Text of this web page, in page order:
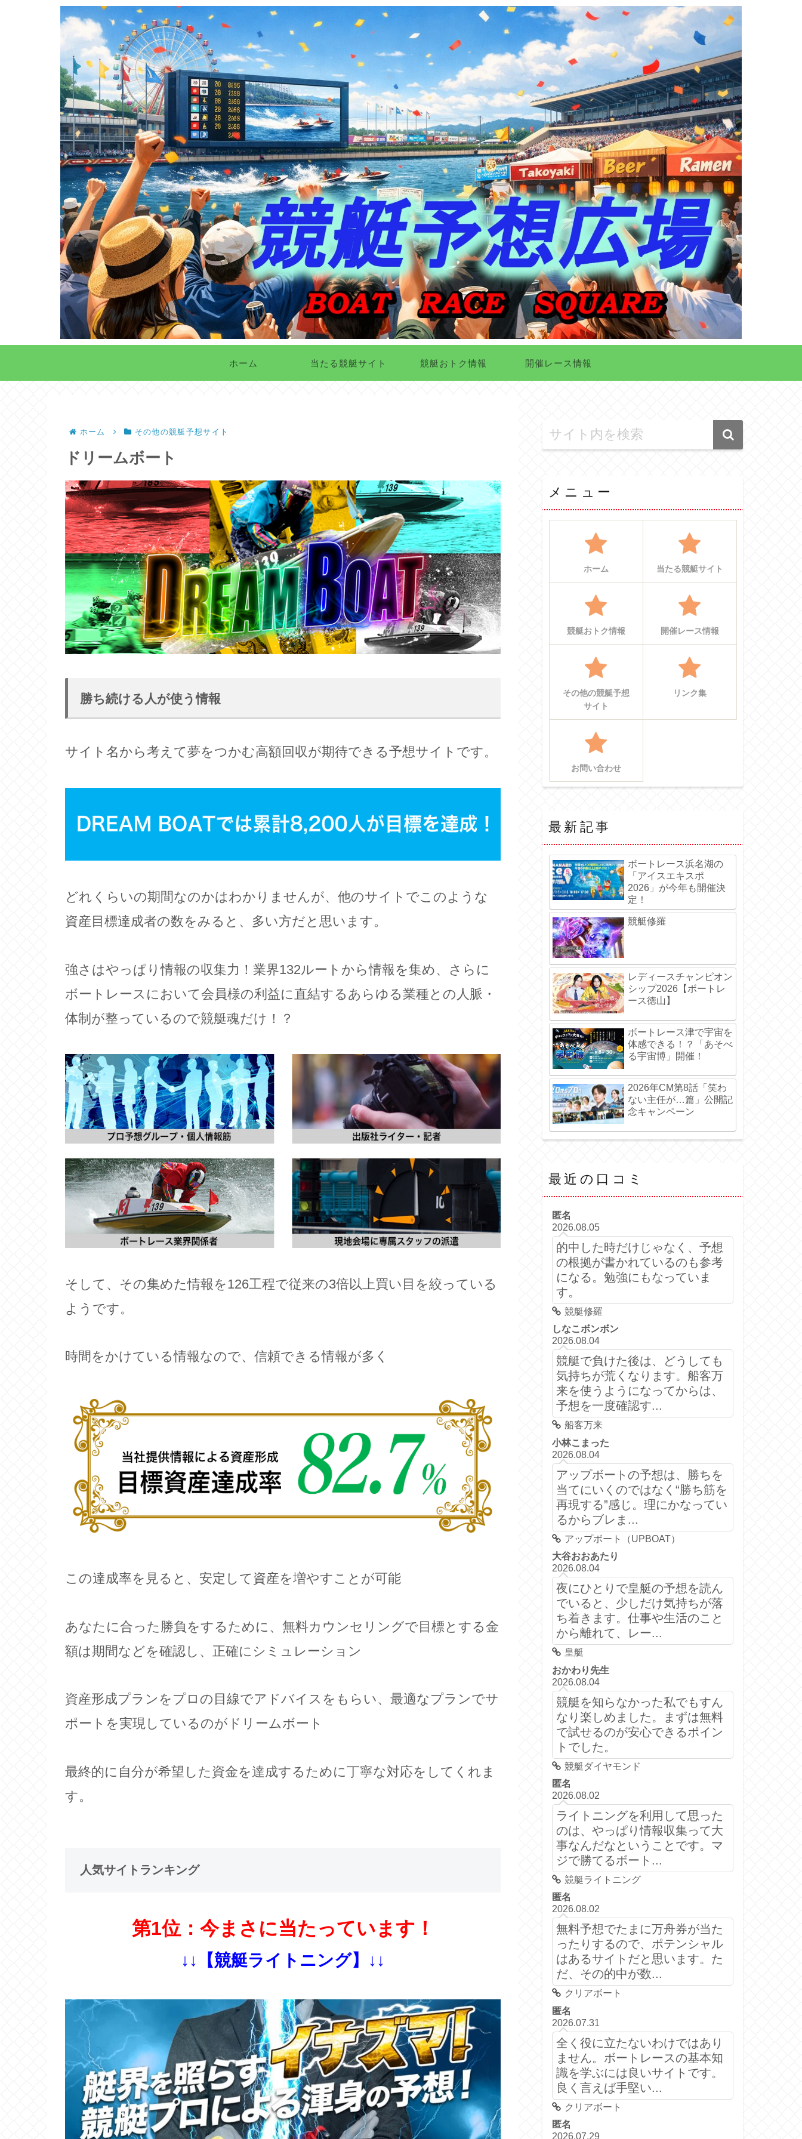
ホーム 当たる競艇サイト 競艇おトク情報 開催レース情報
ホーム その他の競艇予想サイト
ドリームボート
勝ち続ける人が使う情報
サイト名から考えて夢をつかむ高額回収が期待できる予想サイトです。
どれくらいの期間なのかはわかりませんが、他のサイトでこのような
資産目標達成者の数をみると、多い方だと思います。
強さはやっぱり情報の収集力！業界132ルートから情報を集め、さらに
ボートレースにおいて会員様の利益に直結するあらゆる業種との人脈・
体制が整っているので競艇魂だけ！？
そして、その集めた情報を126工程で従来の3倍以上買い目を絞っている
ようです。
時間をかけている情報なので、信頼できる情報が多く
この達成率を見ると、安定して資産を増やすことが可能
あなたに合った勝負をするために、無料カウンセリングで目標とする金
額は期間などを確認し、正確にシミュレーション
資産形成プランをプロの目線でアドバイスをもらい、最適なプランでサ
ポートを実現しているのがドリームボート
最終的に自分が希望した資金を達成するために丁寧な対応をしてくれま
す。
人気サイトランキング
第1位：今まさに当たっています！
↓↓【競艇ライトニング】↓↓
メニュー
ホーム 当たる競艇サイト
競艇おトク情報 開催レース情報
その他の競艇予想
サイト
リンク集
お問い合わせ
最新記事
ボートレース浜名湖の
「アイスエキスポ
2026」が今年も開催決
定！
競艇修羅
レディースチャンピオン
シップ2026【ボートレ
ース徳山】
ボートレース津で宇宙を
体感できる！？「あそべ
る宇宙博」開催！
2026年CM第8話「笑わ
ない主任が…篇」公開記
念キャンペーン
最近の口コミ
匿名
2026.08.05
的中した時だけじゃなく、予想
の根拠が書かれているのも参考
になる。勉強にもなっていま
す。
競艇修羅
しなこボンボン
2026.08.04
競艇で負けた後は、どうしても
気持ちが荒くなります。船客万
来を使うようになってからは、
予想を一度確認す...
船客万来
小林こまった
2026.08.04
アップボートの予想は、勝ちを
当てにいくのではなく“勝ち筋を
再現する”感じ。理にかなってい
るからブレま...
アップボート（UPBOAT）
大谷おおあたり
2026.08.04
夜にひとりで皇艇の予想を読ん
でいると、少しだけ気持ちが落
ち着きます。仕事や生活のこと
から離れて、レー...
皇艇
おかわり先生
2026.08.04
競艇を知らなかった私でもすん
なり楽しめました。まずは無料
で試せるのが安心できるポイン
トでした。
競艇ダイヤモンド
匿名
2026.08.02
ライトニングを利用して思った
のは、やっぱり情報収集って大
事なんだなということです。マ
ジで勝てるボート...
競艇ライトニング
匿名
2026.08.02
無料予想でたまに万舟券が当た
ったりするので、ポテンシャル
はあるサイトだと思います。た
だ、その的中が数...
クリアボート
匿名
2026.07.31
全く役に立たないわけではあり
ません。ボートレースの基本知
識を学ぶには良いサイトです。
良く言えば手堅い...
クリアボート
匿名
2026.07.29